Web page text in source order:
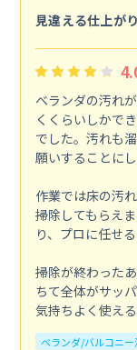
見違える仕上がり
ベランダの汚れ
くくらいしかで
でした。汚れも
願いすることにし
作業では床の汚
掃除してもらえ
り、プロに任せ
掃除が終わった
ちて全体がサッ
気持ちよく使え
ベランダ/バルコニー